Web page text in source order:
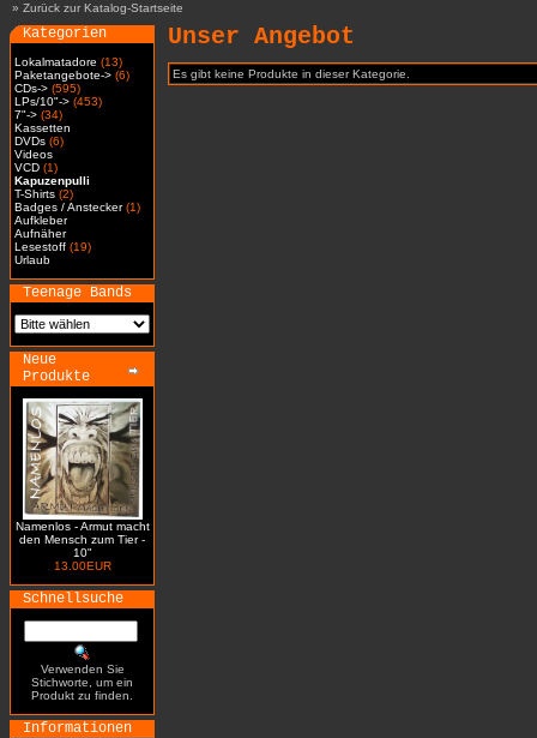
» Zurück zur Katalog-Startseite
Kategorien
Lokalmatadore (13)
Paketangebote-> (6)
CDs-> (595)
LPs/10"-> (453)
7"-> (34)
Kassetten
DVDs (6)
Videos
VCD (1)
Kapuzenpulli
T-Shirts (2)
Badges / Anstecker(1)
Aufkleber
Aufnäher
Lesestoff (19)
Urlaub
Teenage Bands
Neue
Produkte
Namenlos - Armut macht
den Mensch zum Tier -
10"
13.00EUR
Schnellsuche
Verwenden Sie
Stichworte, um ein
Produkt zu finden.
Informationen
Unser Angebot
Es gibt keine Produkte in dieser Kategorie.